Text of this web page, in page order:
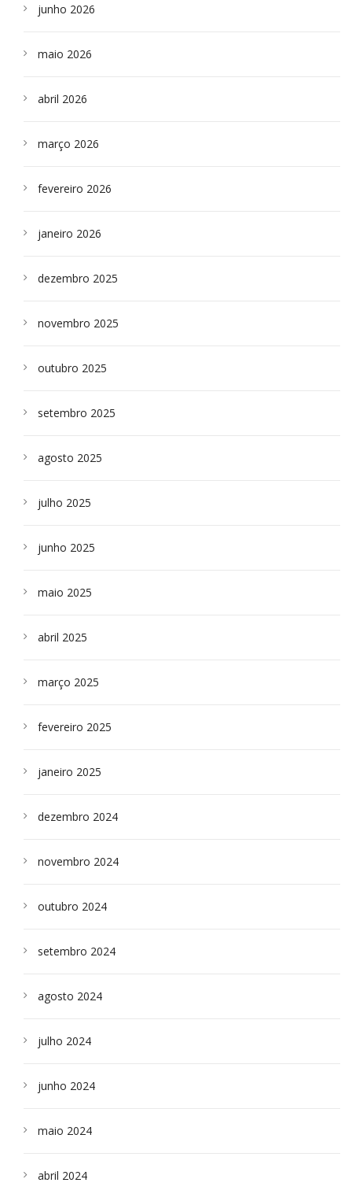
junho 2026
maio 2026
abril 2026
março 2026
fevereiro 2026
janeiro 2026
dezembro 2025
novembro 2025
outubro 2025
setembro 2025
agosto 2025
julho 2025
junho 2025
maio 2025
abril 2025
março 2025
fevereiro 2025
janeiro 2025
dezembro 2024
novembro 2024
outubro 2024
setembro 2024
agosto 2024
julho 2024
junho 2024
maio 2024
abril 2024